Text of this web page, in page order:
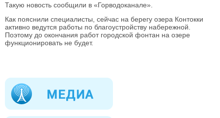
Такую новость сообщили в «Горводоканале».
Как пояснили специалисты, сейчас на берегу озера Контокки
активно ведутся работы по благоустройству набережной.
Поэтому до окончания работ городской фонтан на озере
функционировать не будет.